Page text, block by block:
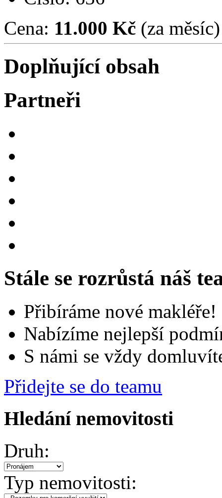
Cena: 11.000 Kč (za měsíc)
Doplňující obsah
Partneři
Stále se rozrůstá náš
Přibíráme nové makléře!
Nabízíme nejlepší
S námi se vždy
Přidejte se do teamu
Hledání nemovitosti
Druh:
Typ nemovitosti: